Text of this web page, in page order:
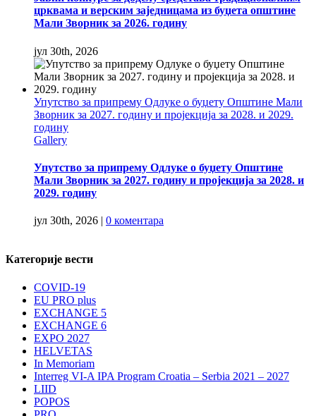
црквама и верским заједницама из буџета општине
Мали Зворник за 2026. годину
јул 30th, 2026
Упутство за припрему Одлуке о буџету Општине Мали
Зворник за 2027. годину и пројекција за 2028. и 2029.
годину
Gallery
Упутство за припрему Одлуке о буџету Општине
Мали Зворник за 2027. годину и пројекција за 2028. и
2029. годину
јул 30th, 2026 | 0 коментара
Категорије вести
COVID-19
EU PRO plus
EXCHANGE 5
EXCHANGE 6
EXPO 2027
HELVETAS
In Memoriam
Interreg VI-A IPA Program Croatia – Serbia 2021 – 2027
LIID
POPOS